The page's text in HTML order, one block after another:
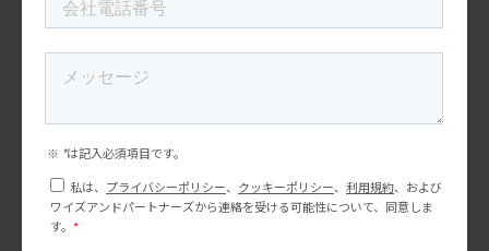
らかな例です。これらのアイテムは、最初にアメリカに
持ち込まれた時代には、その文化に溶け込むことが成功
への最善の方法でした。しかし、2024年のアメリカ市場
で成功するためには、日本製品の価値を重視し、その日
本らしさ、ユニークネスを強調することが重要です。